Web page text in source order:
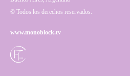
© Todos los derechos reservados.
www.monoblock.tv